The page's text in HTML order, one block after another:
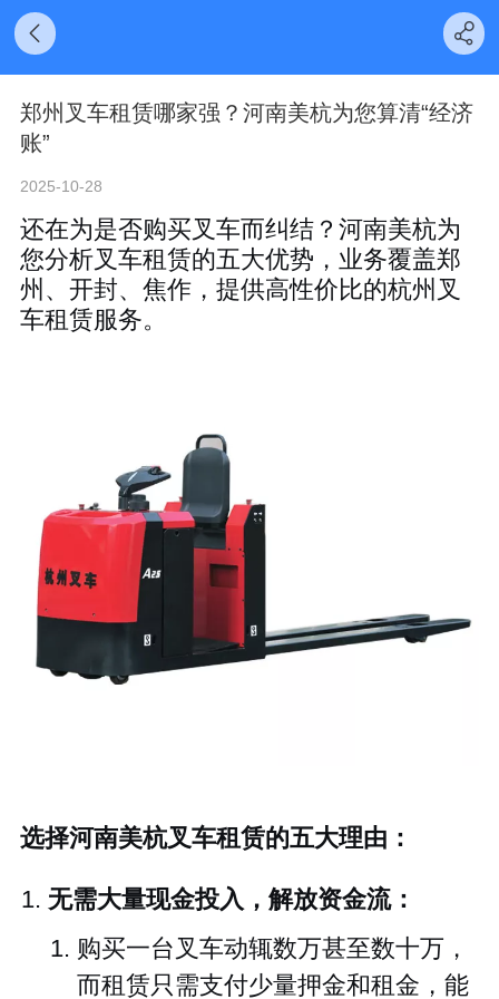
郑州叉车租赁哪家强？河南美杭为您算清“经济
账”
2025-10-28
还在为是否购买叉车而纠结？河南美杭为
您分析叉车租赁的五大优势，业务覆盖郑
州、开封、焦作，提供高性价比的杭州叉
车租赁服务。
选择河南美杭叉车租赁的五大理由：
无需大量现金投入，解放资金流：
购买一台叉车动辄数万甚至数十万，
而租赁只需支付少量押金和租金，能